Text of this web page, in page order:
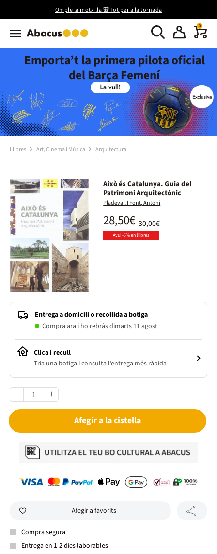
Omple la motxilla 🎒 Tot per a la tornada
0
Emporta’t la primera pilota oficial
del Barça Femení
Llibres Art, Cinema i Música Arquitectura
Això és Catalunya. Guia del
Patrimoni Arquitectònic
Pladevall I Font, Antoni
30,00€
28,50€
Avui -5% en llibres
Entrega a domicili o recollida a botiga
Compra ara i ho rebràs dimarts 11 agost
Clica i recull
Tria una botiga i consulta l’entrega més ràpida
Afegir a la cistella
Afegir a favorits
Compra segura
Entrega en 1-2 dies laborables